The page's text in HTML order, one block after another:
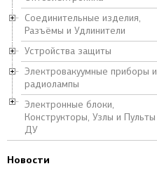
Соединительные изделия,
Разъёмы и Удлинители
Устройства защиты
Электровакуумные приборы и
радиолампы
Электронные блоки,
Конструкторы, Узлы и Пульты
ДУ
Новости